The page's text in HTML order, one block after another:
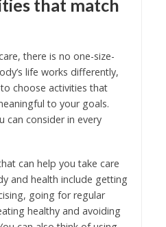
that match
there is no one-size-
life works differently,
choose activities that
to your goals.
can consider in every
can help you take care
and health include getting
going for regular
healthy and avoiding